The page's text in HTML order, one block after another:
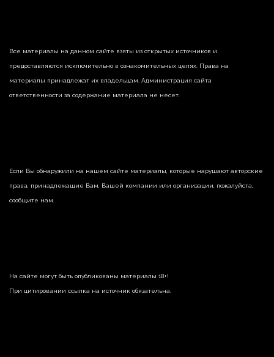
Все материалы на данном сайте взяты из открытых источников и
предоставляются исключительно в ознакомительных целях. Права на
материалы принадлежат их владельцам. Администрация сайта
ответственности за содержание материала не несет.
Если Вы обнаружили на нашем сайте материалы, которые нарушают авторские
права, принадлежащие Вам, Вашей компании или организации, пожалуйста,
сообщите нам.
На сайте могут быть опубликованы материалы 18+!
При цитировании ссылка на источник обязательна.